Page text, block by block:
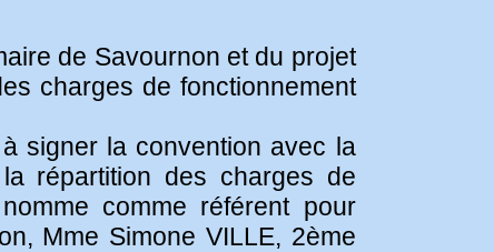
de Savournon et du projet
charges de fonctionnement
signer la convention avec la
répartition des charges de
comme référent pour
Mme Simone VILLE, 2ème